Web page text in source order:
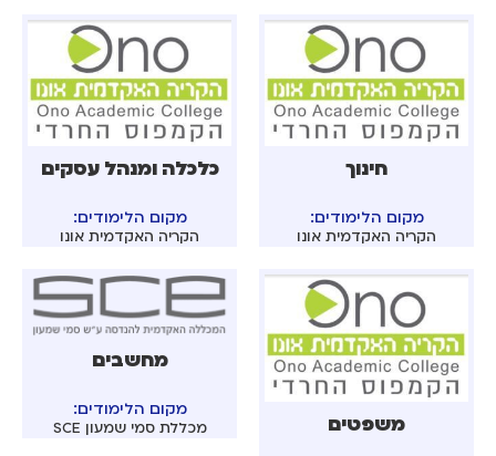
חינוך
מקום הלימודים:
הקריה האקדמית אונו
כלכלה ומנהל עסקים
מקום הלימודים:
הקריה האקדמית אונו
משפטים
מחשבים
מקום הלימודים:
מכללת סמי שמעון SCE